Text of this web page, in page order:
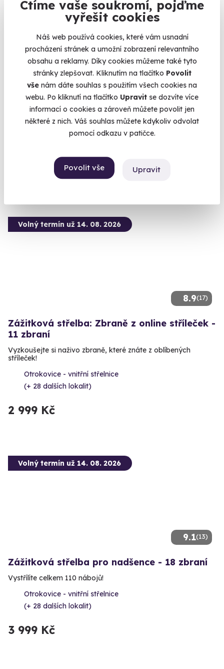
Ctíme vaše soukromí, pojďme
vyřešit cookies
Náš web používá cookies, které vám usnadní
procházení stránek a umožní zobrazení relevantního
obsahu a reklamy. Díky cookies můžeme také tyto
stránky zlepšovat. Kliknutím na tlačítko Povolit
vše nám dáte souhlas s použitím všech cookies na
webu. Po kliknutí na tlačítko Upravit se dozvíte více
informací o cookies a zároveň můžete povolit jen
některé z nich. Váš souhlas můžete kdykoliv odvolat
pomocí odkazu v patičce.
Povolit vše Upravit
9.4
Zážitková střelba: Nejsilnější zbraně - 7
zbraní
Vypálíte 13 výstřelů!
Otrokovice - vnitřní střelnice
3 599 Kč
8.9(17)
Volný termín už 14. 08. 2026
Zážitková střelba: Zbraně z online stříleček -
11 zbraní
Vyzkoušejte si naživo zbraně, které znáte z oblíbených
stříleček!
Otrokovice - vnitřní střelnice
(+ 28 dalších lokalit)
2 999 Kč
9.1(13)
Volný termín už 14. 08. 2026
Zážitková střelba pro nadšence - 18 zbraní
Vystřílíte celkem 110 nábojů!
Otrokovice - vnitřní střelnice
(+ 28 dalších lokalit)
3 999 Kč